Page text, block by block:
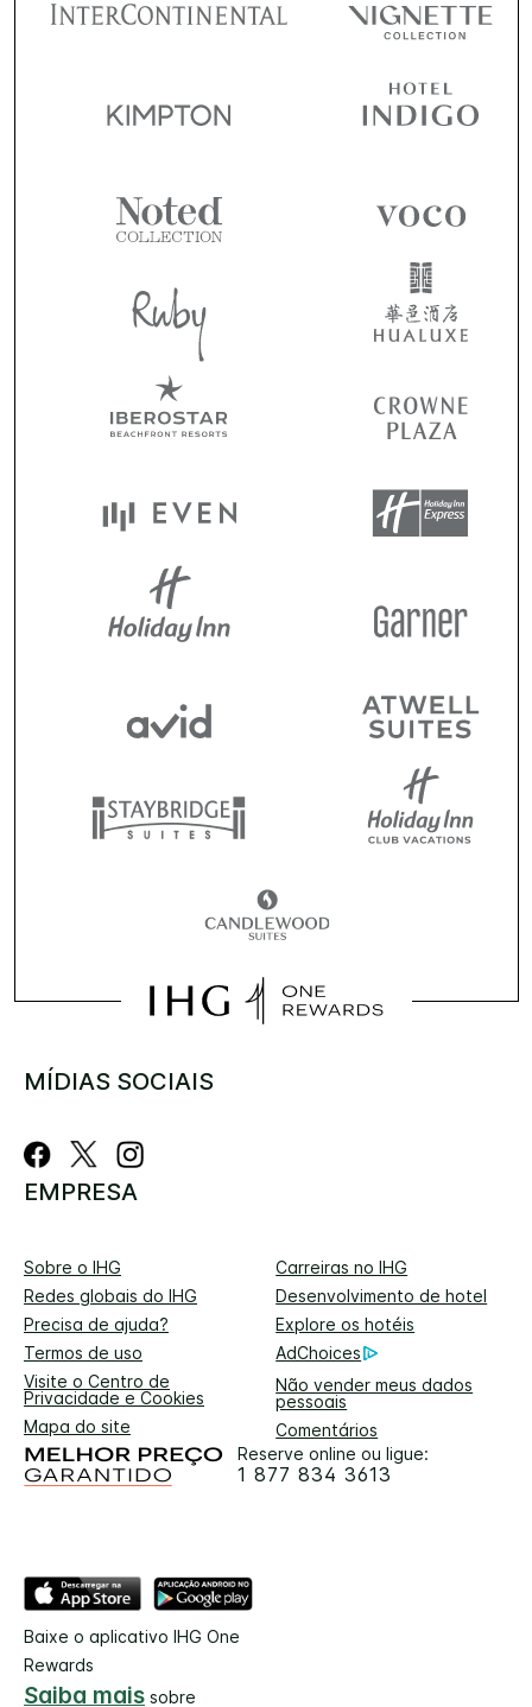
MÍDIAS SOCIAIS
EMPRESA
Sobre o IHG
Carreiras no IHG
Redes globais do IHG
Desenvolvimento de hotel
Precisa de ajuda?
Explore os hotéis
Termos de uso
AdChoices
Visite o Centro de
Privacidade e Cookies
Não vender meus dados
pessoais
Mapa do site
Comentários
Reserve online ou ligue:
1 877 834 3613
Baixe o aplicativo IHG One
Rewards
Saiba mais sobre